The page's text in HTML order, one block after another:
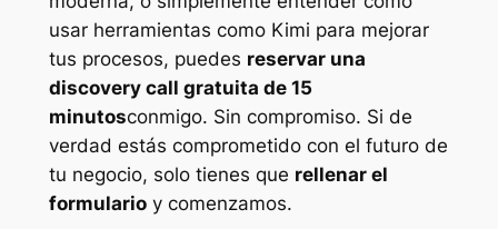
usar herramientas como Kimi para mejorar
tus procesos, puedes reservar una
discovery call gratuita de 15
minutosconmigo. Sin compromiso. Si de
verdad estás comprometido con el futuro de
tu negocio, solo tienes que rellenar el
formularioy comenzamos.